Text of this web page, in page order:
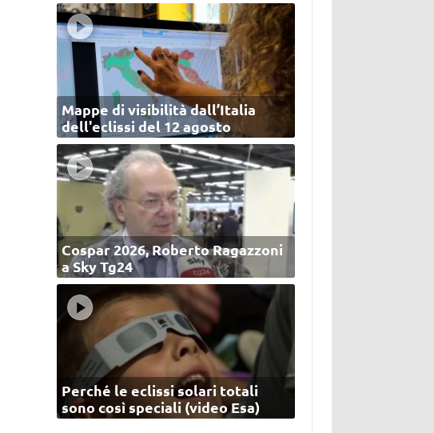
Mappe di visibilità dall’Italia
dell'eclissi del 12 agosto
Cospar 2026, Roberto Ragazzoni
a Sky Tg24
Perché le eclissi solari totali
sono così speciali (video Esa)